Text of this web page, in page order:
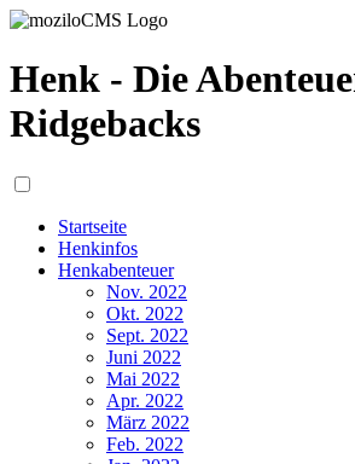
Henk - Die
Ridgebacks
Startseite
Henkinfos
Henkabenteuer
Nov. 2022
Okt. 2022
Sept. 2022
Juni 2022
Mai 2022
Apr. 2022
März 2022
Feb. 2022